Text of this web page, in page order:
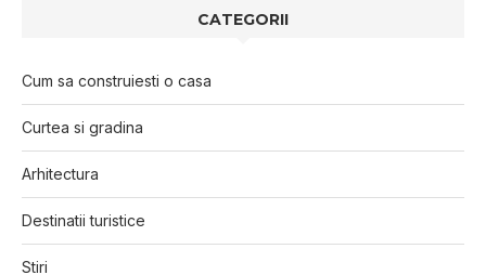
CATEGORII
Cum sa construiesti o casa
Curtea si gradina
Arhitectura
Destinatii turistice
Stiri